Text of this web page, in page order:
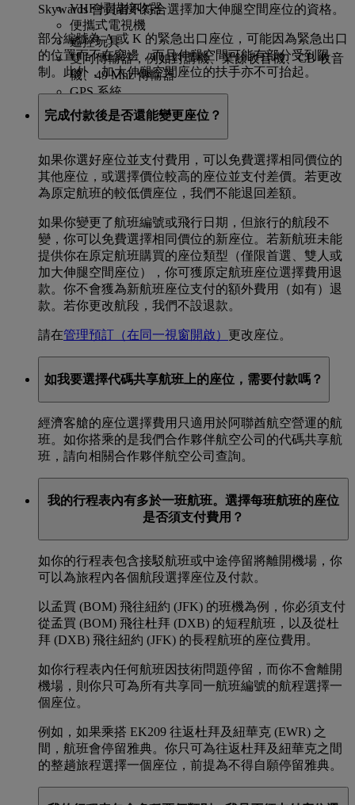
VHF 掃描接收器
便攜式電視機
遙控玩具
雙向傳輸器，例如對講機、業餘收音機、CB 收音
機、49 Mhz 傳輸器
GPS 系統
Skywards 會員者不符合選擇加大伸腿空間座位的資格。
部分編號為 A 或 K 的緊急出口座位，可能因為緊急出口
的位置而不在窗邊，而且伸腿空間可能有部分受到限
制。此外，加大伸腿空間座位的扶手亦不可抬起。
完成付款後是否還能變更座位？
如果你選好座位並支付費用，可以免費選擇相同價位的
其他座位，或選擇價位較高的座位並支付差價。若更改
為原定航班的較低價座位，我們不能退回差額。
如果你變更了航班編號或飛行日期，但旅行的航段不
變，你可以免費選擇相同價位的新座位。若新航班未能
提供你在原定航班購買的座位類型（僅限首選、雙人或
加大伸腿空間座位），你可獲原定航班座位選擇費用退
款。你不會獲為新航班座位支付的額外費用（如有）退
款。若你更改航段，我們不設退款。
請在管理預訂 （在同一視窗開啟） 更改座位。
如我要選擇代碼共享航班上的座位，需要付款嗎？
經濟客艙的座位選擇費用只適用於阿聯酋航空營運的航
班。如你搭乘的是我們合作夥伴航空公司的代碼共享航
班，請向相關合作夥伴航空公司查詢。
我的行程表內有多於一班航班。選擇每班航班的座位
是否須支付費用？
如你的行程表包含接駁航班或中途停留將離開機場，你
可以為旅程內各個航段選擇座位及付款。
以孟買 (BOM) 飛往紐約 (JFK) 的班機為例，你必須支付
從孟買 (BOM) 飛往杜拜 (DXB) 的短程航班，以及從杜
拜 (DXB) 飛往紐約 (JFK) 的長程航班的座位費用。
如你行程表內任何航班因技術問題停留，而你不會離開
機場，則你只可為所有共享同一航班編號的航程選擇一
個座位。
例如，如果乘搭 EK209 往返杜拜及紐華克 (EWR) 之
間，航班會停留雅典。你只可為往返杜拜及紐華克之間
的整趟旅程選擇一個座位，前提為不得自願停留雅典。